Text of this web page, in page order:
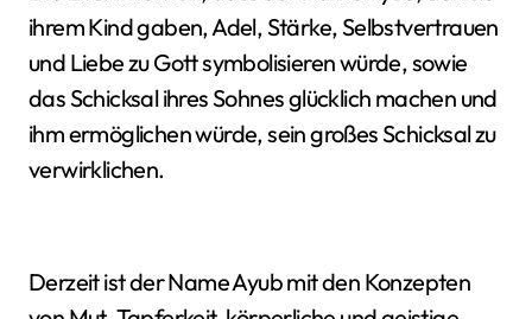
ihrem Kind gaben, Adel, Stärke, Selbstvertrauen
und Liebe zu Gott symbolisieren würde, sowie
das Schicksal ihres Sohnes glücklich machen und
ihm ermöglichen würde, sein großes Schicksal zu
verwirklichen.
Derzeit ist der Name Ayub mit den Konzepten